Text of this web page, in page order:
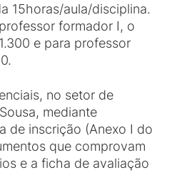
15horas/aula/disciplina.
formador I, o
e para professor
no setor de
mediante
de inscrição (Anexo I do
que comprovam
e a ficha de avaliação